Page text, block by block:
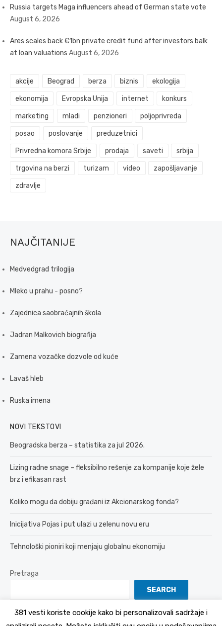
Russia targets Maga influencers ahead of German state vote
August 6, 2026
Ares scales back €1bn private credit fund after investors balk
at loan valuations August 6, 2026
akcije Beograd berza biznis ekologija
ekonomija Evropska Unija internet konkurs
marketing mladi penzioneri poljoprivreda
posao poslovanje preduzetnici
Privredna komora Srbije prodaja saveti srbija
trgovina na berzi turizam video zapošljavanje
zdravlje
NAJČITANIJE
Medvedgrad trilogija
Mleko u prahu - posno?
Zajednica saobraćajnih škola
Jadran Malkovich biografija
Zamena vozačke dozvole od kuće
Lavaš hleb
Ruska imena
NOVI TEKSTOVI
Beogradska berza – statistika za jul 2026.
Lizing radne snage – fleksibilno rešenje za kompanije koje žele
brz i efikasan rast
Koliko mogu da dobiju građani iz Akcionarskog fonda?
Inicijativa Pojas i put ulazi u zelenu novu eru
Tehnološki pioniri koji menjaju globalnu ekonomiju
Pretraga
SEARCH
381 vesti koriste cookije kako bi personalizovali sadržaje i